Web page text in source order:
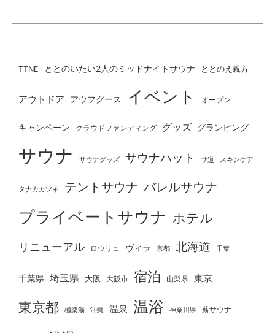
TTNE ととのいたい2人のミッドナイトサウナ ととのえ親方
アウトドア アウフグース イベント オープン
キャンペーン クラウドファンディング グッズ グランピング
サウナ サウナグッズ サウナハット サ道 スキンケア
タナカカツキ テントサウナ バレルサウナ
プライベートサウナ ホテル
リニューアル ロウリュ ヴィラ 京都 北海道 千葉
千葉県 埼玉県 大阪 大阪市 宿泊 山梨県 東京
東京都 極楽湯 沖縄 温泉 温浴 神奈川県 薪サウナ